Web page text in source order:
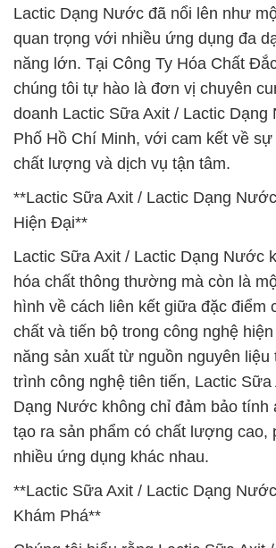
Lactic Dạng Nước đã nổi lên như
quan trọng với nhiều ứng dụng đa
năng lớn. Tại Công Ty Hóa Chất
chúng tôi tự hào là đơn vị chuyên
doanh Lactic Sữa Axit / Lactic Dạng
Phố Hồ Chí Minh, với cam kết về sự
chất lượng và dịch vụ tận tâm.
**Lactic Sữa Axit / Lactic Dạng
Hiện Đại**
Lactic Sữa Axit / Lactic Dạng Nước
hóa chất thông thường mà còn là
hình về cách liên kết giữa đặc điểm
chất và tiến bộ trong công nghệ
năng sản xuất từ nguồn nguyên
trình công nghệ tiên tiến, Lactic Sữa
Dạng Nước không chỉ đảm bảo tính
tạo ra sản phẩm có chất lượng cao,
nhiều ứng dụng khác nhau.
**Lactic Sữa Axit / Lactic Dạng
Khám Phá**